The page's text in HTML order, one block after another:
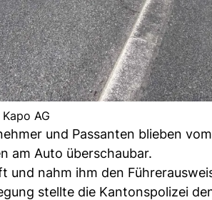
AG
und Passanten blieben vom
am Auto überschaubar.
und nahm ihm den
stellte die Kantonspolizei